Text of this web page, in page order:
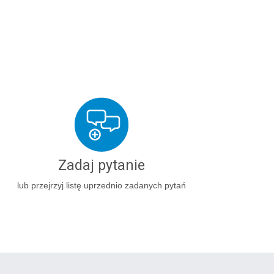
Zadaj pytanie
lub przejrzyj listę uprzednio zadanych pytań